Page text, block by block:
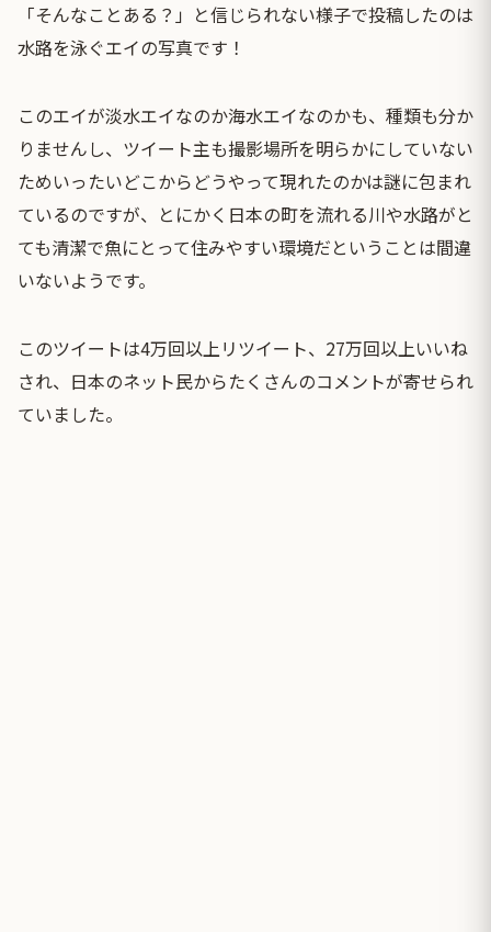
「そんなことある？」と信じられない様子で投稿したのは
水路を泳ぐエイの写真です！
このエイが淡水エイなのか海水エイなのかも、種類も分か
りませんし、ツイート主も撮影場所を明らかにしていない
ためいったいどこからどうやって現れたのかは謎に包まれ
ているのですが、とにかく日本の町を流れる川や水路がと
ても清潔で魚にとって住みやすい環境だということは間違
いないようです。
このツイートは4万回以上リツイート、27万回以上いいね
され、日本のネット民からたくさんのコメントが寄せられ
ていました。